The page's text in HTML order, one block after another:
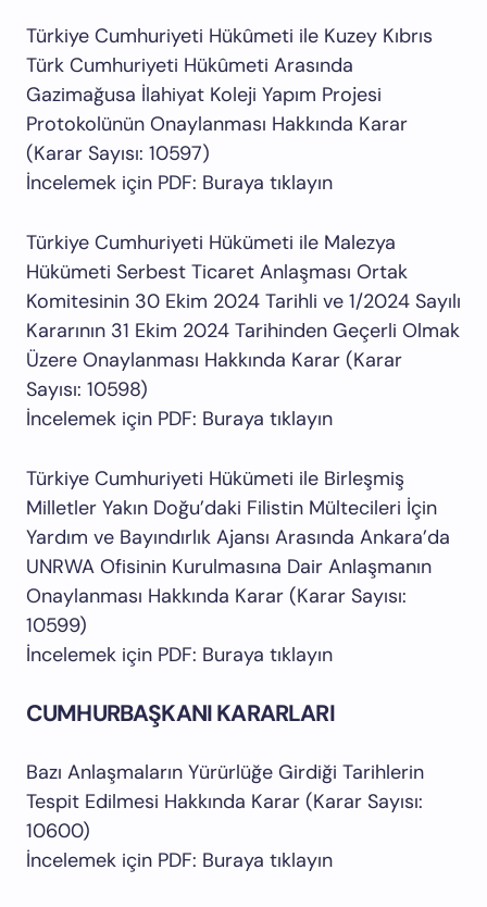
Türkiye Cumhuriyeti Hükûmeti ile Kuzey Kıbrıs
Türk Cumhuriyeti Hükûmeti Arasında
Gazimağusa İlahiyat Koleji Yapım Projesi
Protokolünün Onaylanması Hakkında Karar
(Karar Sayısı: 10597)
İncelemek için PDF: Buraya tıklayın
Türkiye Cumhuriyeti Hükümeti ile Malezya
Hükümeti Serbest Ticaret Anlaşması Ortak
Komitesinin 30 Ekim 2024 Tarihli ve 1/2024 Sayılı
Kararının 31 Ekim 2024 Tarihinden Geçerli Olmak
Üzere Onaylanması Hakkında Karar (Karar
Sayısı: 10598)
İncelemek için PDF: Buraya tıklayın
Türkiye Cumhuriyeti Hükümeti ile Birleşmiş
Milletler Yakın Doğu’daki Filistin Mültecileri İçin
Yardım ve Bayındırlık Ajansı Arasında Ankara’da
UNRWA Ofisinin Kurulmasına Dair Anlaşmanın
Onaylanması Hakkında Karar (Karar Sayısı:
10599)
İncelemek için PDF: Buraya tıklayın
CUMHURBAŞKANI KARARLARI
Bazı Anlaşmaların Yürürlüğe Girdiği Tarihlerin
Tespit Edilmesi Hakkında Karar (Karar Sayısı:
10600)
İncelemek için PDF: Buraya tıklayın